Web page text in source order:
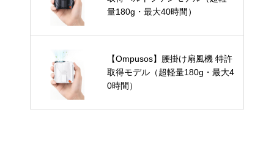
量180g・最大40時間）
【Ompusos】腰掛け扇風機 特許
取得モデル（超軽量180g・最大4
0時間）